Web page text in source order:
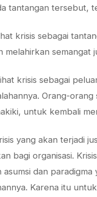
tantangan tersebut,
krisis sebagai
melahirkan
krisis sebagai
Orang-
untuk kembali
yang akan terjadi
bagi organisasi.
dan paradigma
Karena itu